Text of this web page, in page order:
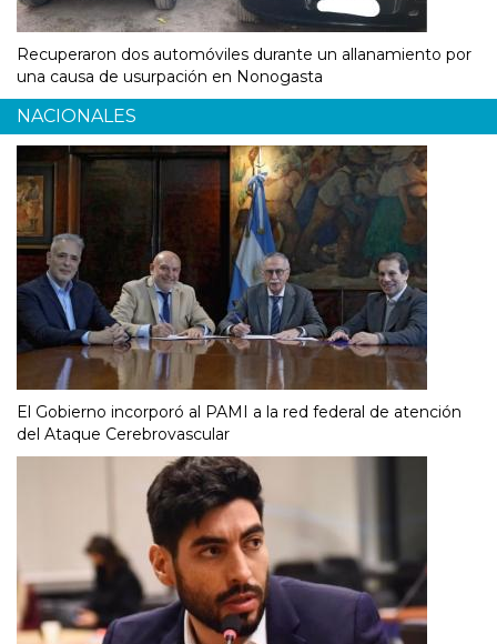
Recuperaron dos automóviles durante un allanamiento por
una causa de usurpación en Nonogasta
NACIONALES
El Gobierno incorporó al PAMI a la red federal de atención
del Ataque Cerebrovascular